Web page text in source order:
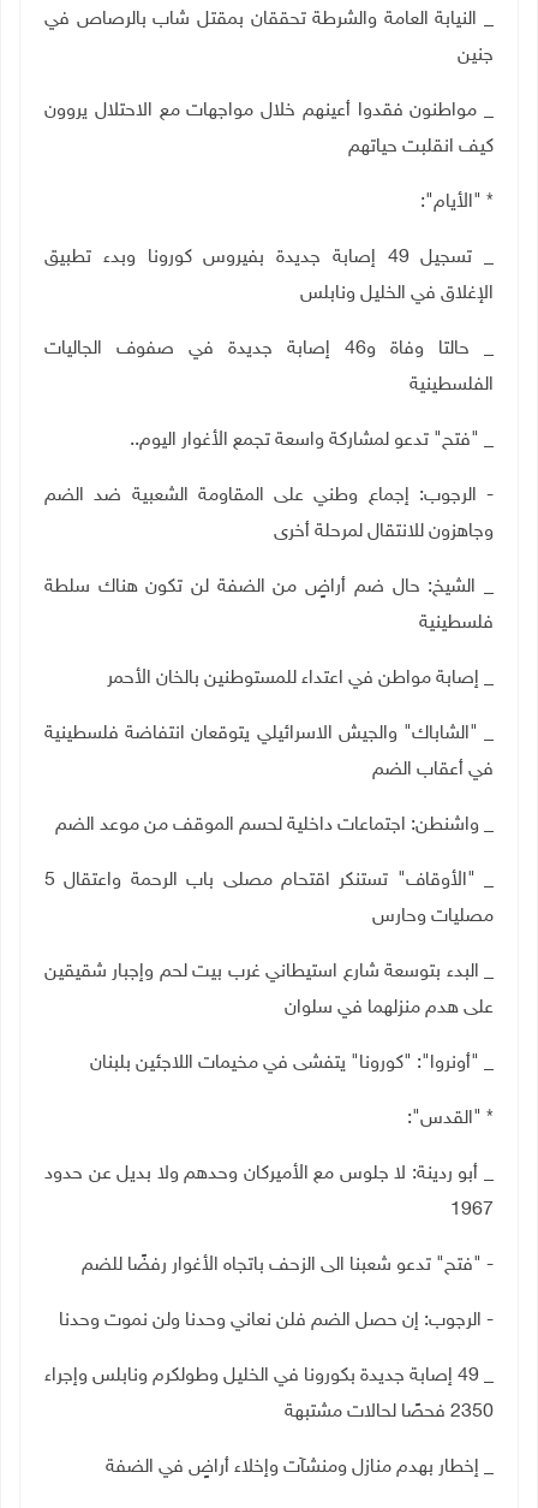
_ النيابة العامة والشرطة تحققان بمقتل شاب بالرصاص في
جنين
_ مواطنون فقدوا أعينهم خلال مواجهات مع الاحتلال يروون
كيف انقلبت حياتهم
* "الأيام":
_ تسجيل 49 إصابة جديدة بفيروس كورونا وبدء تطبيق
الإغلاق في الخليل ونابلس
_ حالتا وفاة و46 إصابة جديدة في صفوف الجاليات
الفلسطينية
_ "فتح" تدعو لمشاركة واسعة تجمع الأغوار اليوم..
- الرجوب: إجماع وطني على المقاومة الشعبية ضد الضم
وجاهزون للانتقال لمرحلة أخرى
_ الشيخ: حال ضم أراضٍ من الضفة لن تكون هناك سلطة
فلسطينية
_ إصابة مواطن في اعتداء للمستوطنين بالخان الأحمر
_ "الشاباك" والجيش الاسرائيلي يتوقعان انتفاضة فلسطينية
في أعقاب الضم
_ واشنطن: اجتماعات داخلية لحسم الموقف من موعد الضم
_ "الأوقاف" تستنكر اقتحام مصلى باب الرحمة واعتقال 5
مصليات وحارس
_ البدء بتوسعة شارع استيطاني غرب بيت لحم وإجبار شقيقين
على هدم منزلهما في سلوان
_ "أونروا": "كورونا" يتفشى في مخيمات اللاجئين بلبنان
* "القدس":
_ أبو ردينة: لا جلوس مع الأميركان وحدهم ولا بديل عن حدود
1967
- "فتح" تدعو شعبنا الى الزحف باتجاه الأغوار رفضًا للضم
- الرجوب: إن حصل الضم فلن نعاني وحدنا ولن نموت وحدنا
_ 49 إصابة جديدة بكورونا في الخليل وطولكرم ونابلس وإجراء
2350 فحصًا لحالات مشتبهة
_ إخطار بهدم منازل ومنشآت وإخلاء أراضٍ في الضفة